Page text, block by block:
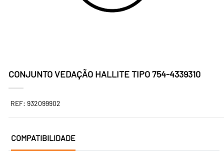
CONJUNTO VEDAÇÃO HALLITE TIPO 754-4339310
REF: 932099902
COMPATIBILIDADE